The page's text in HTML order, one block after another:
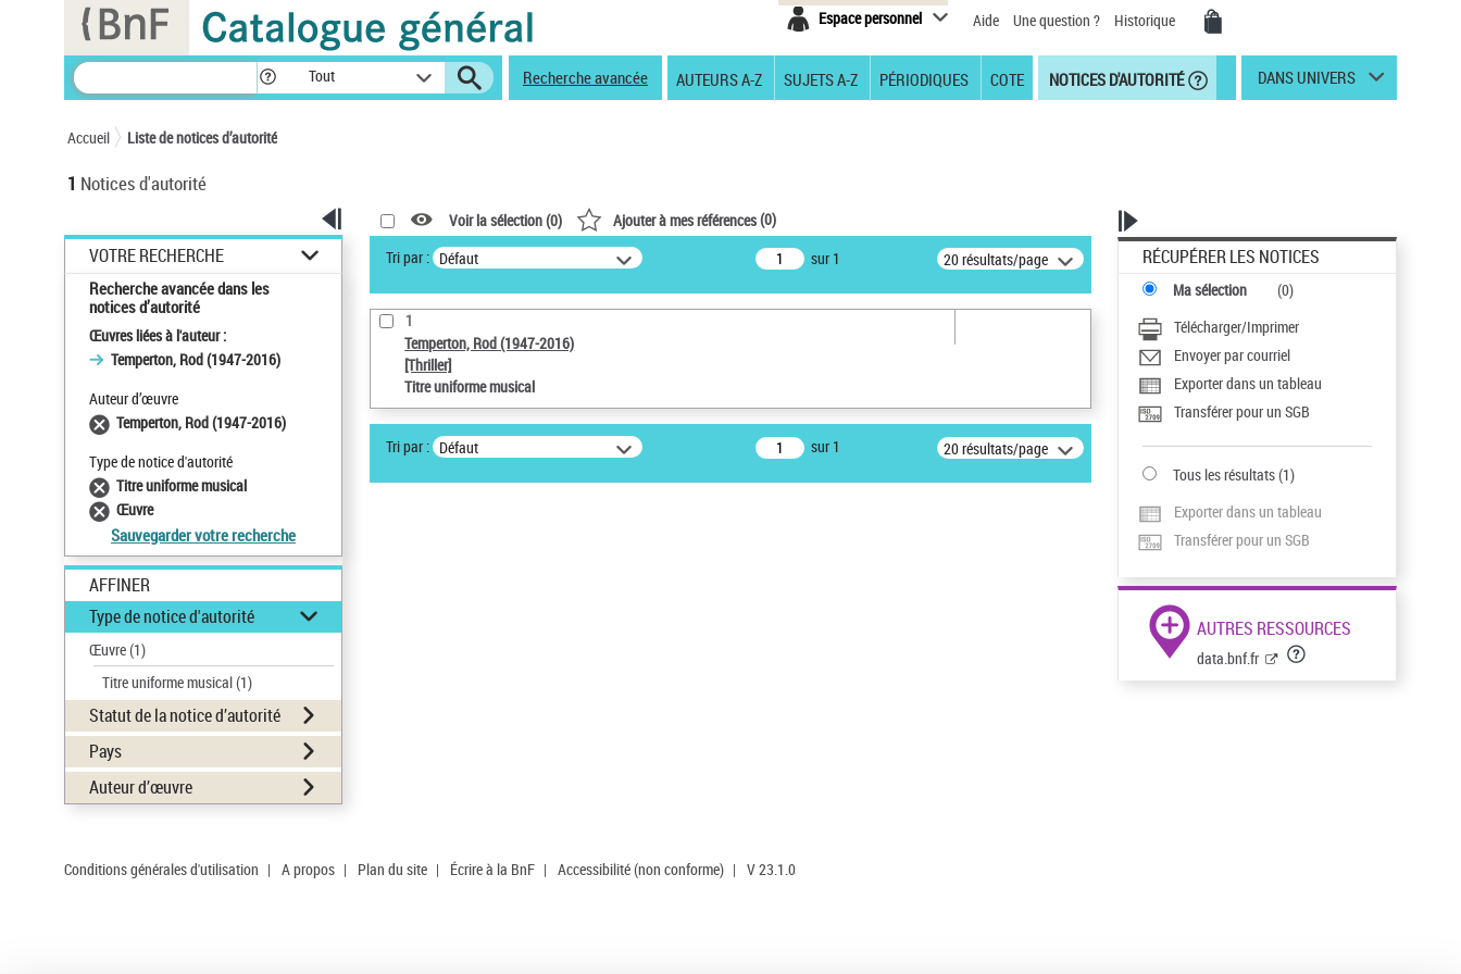
Espace personnel Aide Une question ? Historique
Tout Recherche avancée AUTEURS A-Z SUJETS A-Z PÉRIODIQUES COTE NOTICES D'AUTORITÉ DANS UNIVERS
Accueil Liste de notices d’autorité
1 Notices d'autorité
VOTRE RECHERCHE
Recherche avancée dans les
notices d’autorité
Œuvres liées à l'auteur :
Temperton, Rod (1947-2016)
Auteur d’œuvre
Temperton, Rod (1947-2016)
Type de notice d'autorité
Titre uniforme musical
Œuvre
Sauvegarder votre recherche
AFFINER
Type de notice d'autorité
Œuvre(1)
Titre uniforme musical(1)
Statut de la notice d’autorité
Pays
Auteur d’œuvre
Voir la sélection (0) Ajouter à mes références(0)
Tri par : Défaut sur 1 20 résultats/page
1
Temperton, Rod (1947-2016)
[Thriller]
Titre uniforme musical
Tri par : Défaut sur 1 20 résultats/page
RÉCUPÉRER LES NOTICES
Ma sélection (0)
Télécharger/Imprimer
Envoyer par courriel
Exporter dans un tableau
Transférer pour un SGB
Tous les résultats(1)
Exporter dans un tableau
Transférer pour un SGB
AUTRES RESSOURCES
data.bnf.fr
Conditions générales d'utilisation | A propos | Plan du site | Écrire à la BnF | Accessibilité (non conforme) | V 23.1.0
Panneau de gestion des cookies